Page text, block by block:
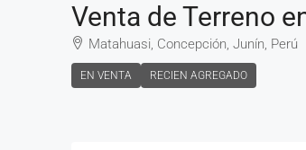
Venta de Terreno
Matahuasi, Concepción, Junín, Perú
EN VENTA RECIEN AGREGADO